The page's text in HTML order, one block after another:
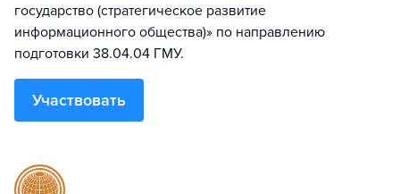
государство (стратегическое развитие
информационного общества)» по направлению
подготовки 38.04.04 ГМУ.
Участвовать